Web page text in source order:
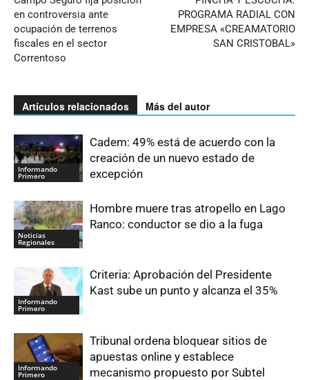
en controversia ante
ocupación de terrenos
fiscales en el sector
Correntoso
PROGRAMA RADIAL CON
EMPRESA «CREAMATORIO
SAN CRISTOBAL»
Artículos relacionados Más del autor
Informando
Primero
Cadem: 49% está de acuerdo con la
creación de un nuevo estado de
excepción
Noticias
Regionales
Hombre muere tras atropello en Lago
Ranco: conductor se dio a la fuga
Informando
Primero
Criteria: Aprobación del Presidente
Kast sube un punto y alcanza el 35%
Informando
Primero
Tribunal ordena bloquear sitios de
apuestas online y establece
mecanismo propuesto por Subtel